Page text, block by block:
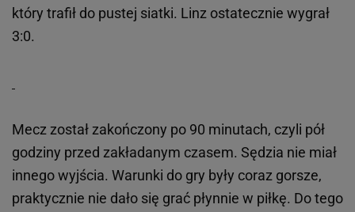
który trafił do pustej siatki. Linz ostatecznie wygrał
3:0.
Mecz został zakończony po 90 minutach, czyli pół
godziny przed zakładanym czasem. Sędzia nie miał
innego wyjścia. Warunki do gry były coraz gorsze,
praktycznie nie dało się grać płynnie w piłkę. Do tego